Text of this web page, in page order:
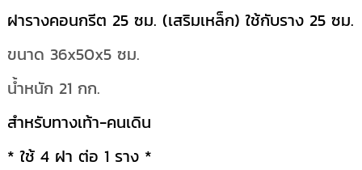
ฝารางคอนกรีต 25 ซม. (เสริมเหล็ก) ใช้กับราง 25 ซม.
ขนาด 36x50x5 ซม.
น้ำหนัก 21 กก.
สำหรับทางเท้า-คนเดิน
* ใช้ 4 ฝา ต่อ 1 ราง *